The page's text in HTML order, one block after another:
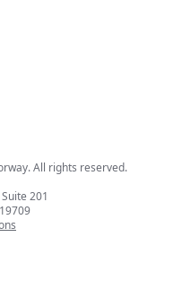
All rights reserved.
201